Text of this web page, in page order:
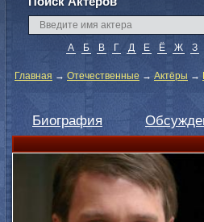
А Б В Г Д Е Ё Ж З
Главная → Отечественные → Актёры →
Биография